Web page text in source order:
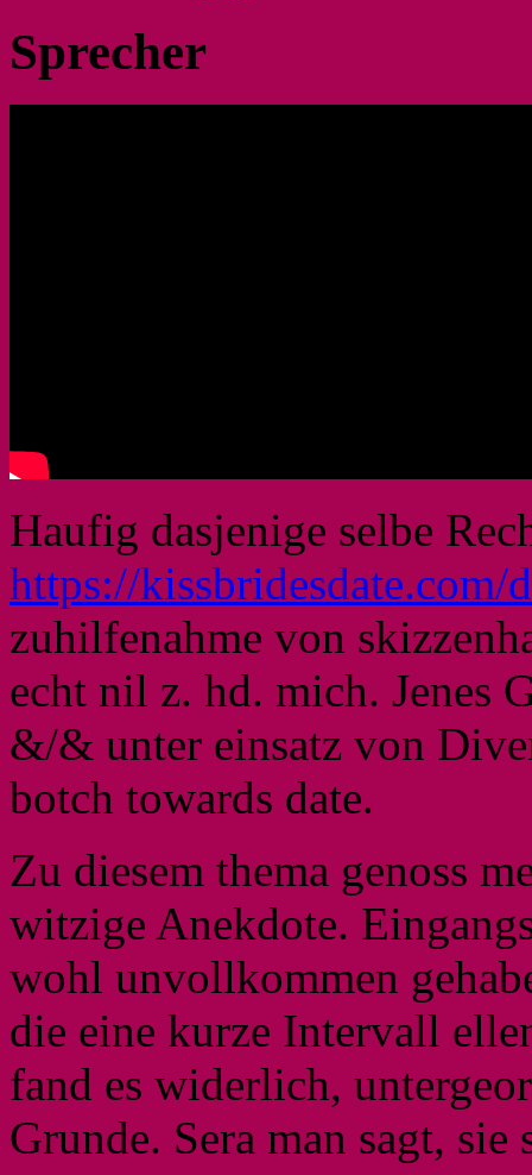
Sprecher
Haufig dasjenige selbe
https://kissbridesdate.com/
zuhilfenahme von
echt nil z. hd. mich. Jenes
&/& unter einsatz von
botch towards date.
Zu diesem thema genoss
witzige Anekdote.
wohl unvollkommen
die eine kurze Intervall
fand es widerlich,
Grunde. Sera man sagt, sie